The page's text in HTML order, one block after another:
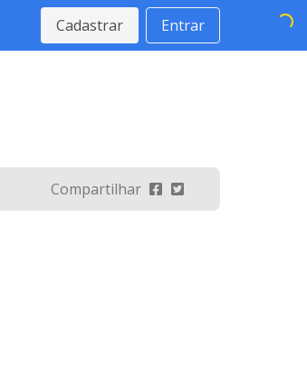
Cadastrar Entrar
Compartilhar